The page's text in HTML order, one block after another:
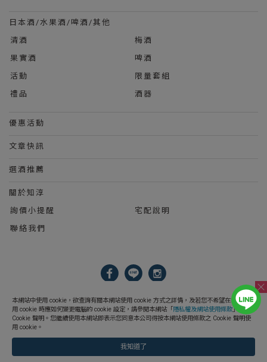
日本酒/水果酒/啤酒/其他
清酒
梅酒
果實酒
啤酒
活動
限量套組
禮品
酒器
優惠活動
文章快訊
選酒推薦
關於知淳
詢價小提醒
宅配說明
聯絡我們
本網站中使用 cookie，欲查詢有關本網站使用 cookie 方式之詳情，及若您不希望在電腦上使
用 cookie 時應如何變更電腦的 cookie 設定，請參閱本網站「隱私權及網站使用條款」之
Cookie 聲明。您繼續使用本網站即表示您同意本公司得按本網站使用條款之 Cookie 聲明使
用 cookie。
我知道了